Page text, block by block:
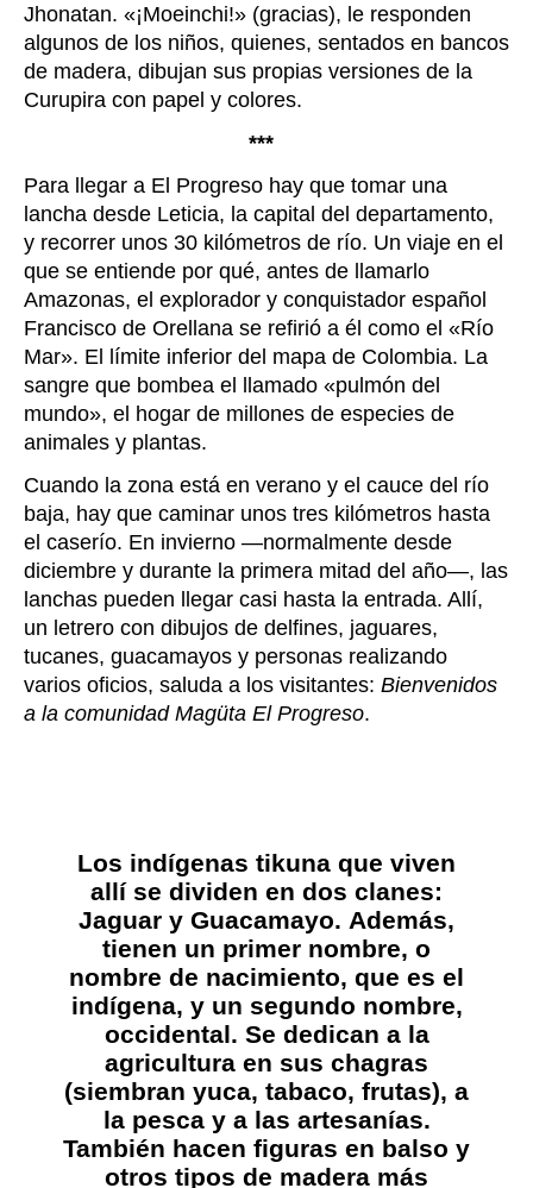
Jhonatan. «¡Moeinchi!» (gracias), le responden
algunos de los niños, quienes, sentados en bancos
de madera, dibujan sus propias versiones de la
Curupira con papel y colores.
***
Para llegar a El Progreso hay que tomar una
lancha desde Leticia, la capital del departamento,
y recorrer unos 30 kilómetros de río. Un viaje en el
que se entiende por qué, antes de llamarlo
Amazonas, el explorador y conquistador español
Francisco de Orellana se refirió a él como el «Río
Mar». El límite inferior del mapa de Colombia. La
sangre que bombea el llamado «pulmón del
mundo», el hogar de millones de especies de
animales y plantas.
Cuando la zona está en verano y el cauce del río
baja, hay que caminar unos tres kilómetros hasta
el caserío. En invierno —normalmente desde
diciembre y durante la primera mitad del año—, las
lanchas pueden llegar casi hasta la entrada. Allí,
un letrero con dibujos de delfines, jaguares,
tucanes, guacamayos y personas realizando
varios oficios, saluda a los visitantes: Bienvenidos
a la comunidad Magüta El Progreso.
Los indígenas tikuna que viven
allí se dividen en dos clanes:
Jaguar y Guacamayo. Además,
tienen un primer nombre, o
nombre de nacimiento, que es el
indígena, y un segundo nombre,
occidental. Se dedican a la
agricultura en sus chagras
(siembran yuca, tabaco, frutas), a
la pesca y a las artesanías.
También hacen figuras en balso y
otros tipos de madera más